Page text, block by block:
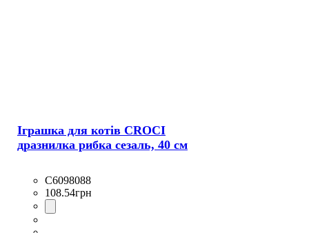
Іграшка для котів CROCI
дразнилка рибка сезаль, 40 см
C6098088
108.54грн